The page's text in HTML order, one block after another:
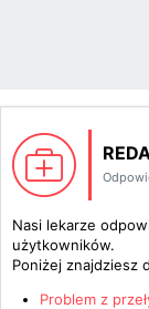
Nasi lekarze
użytkowników.
Poniżej znajdziesz
Problem z